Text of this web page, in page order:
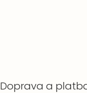
Doprava a